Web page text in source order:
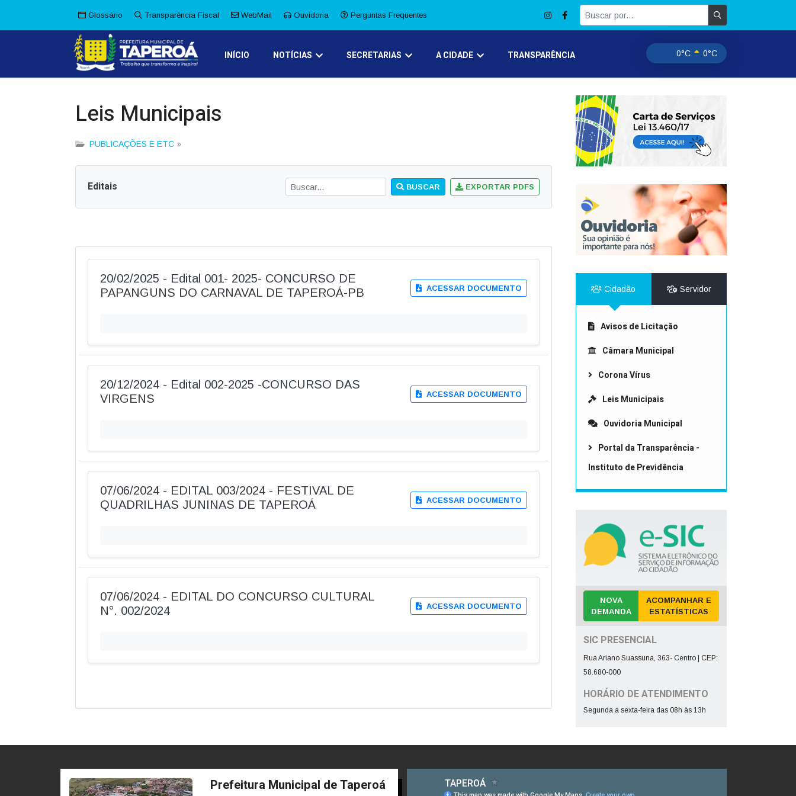
Glossário Transparência Fiscal WebMail Ouvidoria Perguntas Frequentes
0°C 0°C
INÍCIO NOTÍCIAS SECRETARIAS A CIDADE TRANSPARÊNCIA
Leis Municipais
PUBLICAÇÕES E ETC »
Editais BUSCAR EXPORTAR PDFS
20/02/2025 - Edital 001- 2025- CONCURSO DE
PAPANGUNS DO CARNAVAL DE TAPEROÁ-PB
ACESSAR DOCUMENTO
20/12/2024 - Edital 002-2025 -CONCURSO DAS
VIRGENS
ACESSAR DOCUMENTO
07/06/2024 - EDITAL 003/2024 - FESTIVAL DE
QUADRILHAS JUNINAS DE TAPEROÁ
ACESSAR DOCUMENTO
07/06/2024 - EDITAL DO CONCURSO CULTURAL
N°. 002/2024
ACESSAR DOCUMENTO
Cidadão Servidor
Avisos de Licitação
Câmara Municipal
Corona Vírus
Leis Municipais
Ouvidoria Municipal
Portal da Transparência -
Instituto de Previdência
NOVA
DEMANDA
ACOMPANHAR E
ESTATÍSTICAS
SIC PRESENCIAL
Rua Ariano Suassuna, 363- Centro | CEP:
58.680-000
HORÁRIO DE ATENDIMENTO
Segunda a sexta-feira das 08h às 13h
Prefeitura Municipal de Taperoá